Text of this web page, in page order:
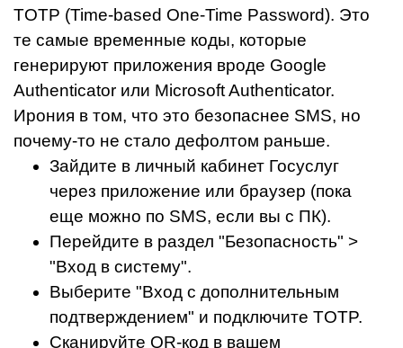
TOTP (Time-based One-Time Password). Это
те самые временные коды, которые
генерируют приложения вроде Google
Authenticator или Microsoft Authenticator.
Ирония в том, что это безопаснее SMS, но
почему-то не стало дефолтом раньше.
Зайдите в личный кабинет Госуслуг
через приложение или браузер (пока
еще можно по SMS, если вы с ПК).
Перейдите в раздел "Безопасность" >
"Вход в систему".
Выберите "Вход с дополнительным
подтверждением" и подключите TOTP.
Сканируйте QR-код в вашем